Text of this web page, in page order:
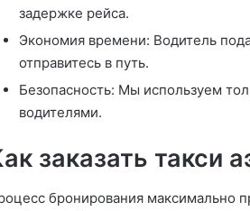
задержке рейса.
Экономия времени: Водитель
отправитесь в путь.
Безопасность: Мы используем
водителями.
заказать такси
бронирования максимально